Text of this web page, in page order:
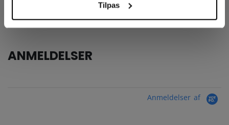
Tilpas
PBA
ANMELDELSER
Anmeldelser af